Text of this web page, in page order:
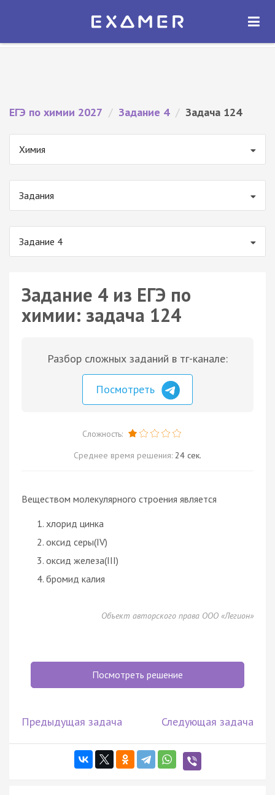
Экзамер — ЕГЭ 2027
ОТКРЫТЬ
ЕГЭ по химии 2027 / Задание 4 / Задача 124
Химия
Задания
Задание 4
Задание 4 из ЕГЭ по
химии: задача 124
Разбор сложных заданий в тг-канале:
Посмотреть
Сложность:
Среднее время решения: 24 сек.
Веществом молекулярного строения является
хлорид цинка
оксид серы(IV)
оксид железа(III)
бромид калия
Объект авторского права ООО «Легион»
Посмотреть решение
Предыдущая задача Следующая задача